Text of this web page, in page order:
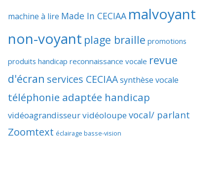
machine à lire Made In CECIAA malvoyant
non-voyant plage braille promotions
produits handicap reconnaissance vocale revue
d'écran services CECIAAsynthèse vocale
téléphonie adaptée handicap
vidéoagrandisseurvidéoloupevocal/ parlant
Zoomtext éclairage basse-vision